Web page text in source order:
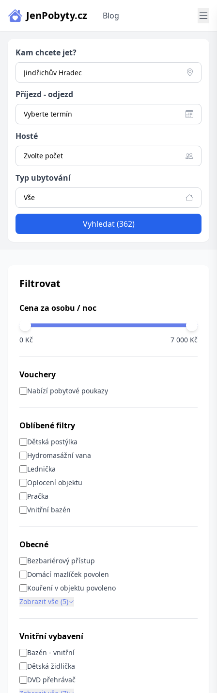
JenPobyty.cz Blog
Kam chcete jet?
Příjezd - odjezd
Vyberte termín
Hosté
Zvolte počet
Typ ubytování
Vše
Vyhledat (362)
Filtrovat
Cena za osobu / noc
0 Kč 7 000 Kč
Vouchery
Nabízí pobytové poukazy
Oblíbené filtry
Dětská postýlka
Hydromasážní vana
Lednička
Oplocení objektu
Pračka
Vnitřní bazén
Obecné
Bezbariérový přístup
Domácí mazlíček povolen
Kouření v objektu povoleno
Zobrazit vše (5)
Vnitřní vybavení
Bazén - vnitřní
Dětská židlička
DVD přehrávač